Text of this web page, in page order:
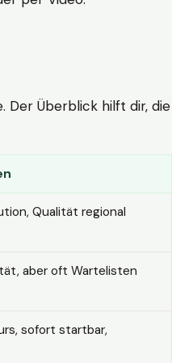
Der Überblick hilft dir, die
Qualität regional
aber oft Wartelisten
sofort startbar,